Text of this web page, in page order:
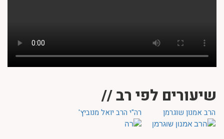
שיעורים לפי רב //
הרב אמנון שוגרמן רה"י הרב יואל מנוביץ'